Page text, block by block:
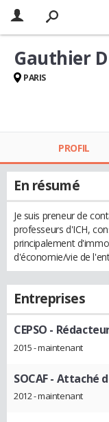
Gauthier
PARIS
PROFIL
En résumé
Je suis preneur de
professeurs d'ICH,
principalement
d'économie/vie de
Entreprises
CEPSO -
2015 - maintenant
SOCAF- Attaché
2012 - maintenant